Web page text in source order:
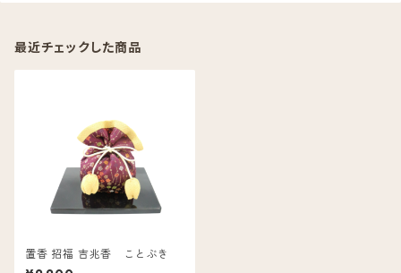
最近チェックした商品
置香 招福 吉兆香 ことぶき